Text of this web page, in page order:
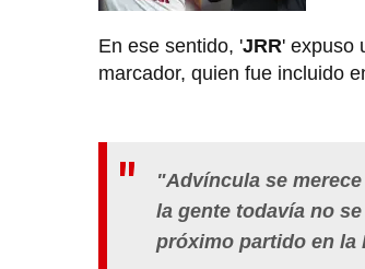
En ese sentido, 'JRR' expuso
marcador, quien fue incluido
"Advíncula se
la gente todavía no
próximo partido en la